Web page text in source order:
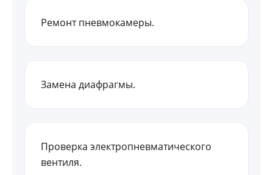
Ремонт пневмокамеры.
Замена диафрагмы.
Проверка электропневматического
вентиля.